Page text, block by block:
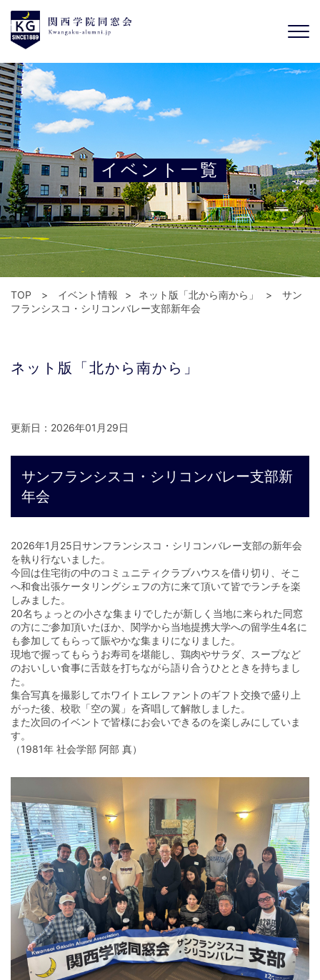
イベント一覧
TOP イベント情報 ネット版「北から南から」
サン
フランシスコ・シリコンバレー支部新年会
ネット版「北から南から」
更新日：2026年01月29日
サンフランシスコ・シリコンバレー支部新
年会
2026年1月25日サンフランシスコ・シリコンバレー支部の新年会
を執り行ないました。
今回は住宅街の中のコミュニティクラブハウスを借り切り、そこ
へ和食出張ケータリングシェフの方に来て頂いて皆でランチを楽
しみました。
20名ちょっとの小さな集まりでしたが新しく当地に来られた同窓
の方にご参加頂いたほか、関学から当地提携大学への留学生4名に
も参加してもらって賑やかな集まりになりました。
現地で握ってもらうお寿司を堪能し、鶏肉やサラダ、スープなど
のおいしい食事に舌鼓を打ちながら語り合うひとときを持ちまし
た。
集合写真を撮影してホワイトエレファントのギフト交換で盛り上
がった後、校歌「空の翼」を斉唱して解散しました。
また次回のイベントで皆様にお会いできるのを楽しみにしていま
す。
（1981年 社会学部 阿部 真）